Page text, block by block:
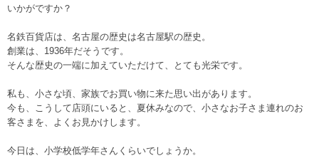
いかがですか？
名鉄百貨店は、名古屋の歴史は名古屋駅の歴史。
創業は、1936年だそうです。
そんな歴史の一端に加えていただけて、とても光栄です。
私も、小さな頃、家族でお買い物に来た思い出があります。
今も、こうして店頭にいると、夏休みなので、小さなお子さま連れのお
客さまを、よくお見かけします。
今日は、小学校低学年さんくらいでしょうか。